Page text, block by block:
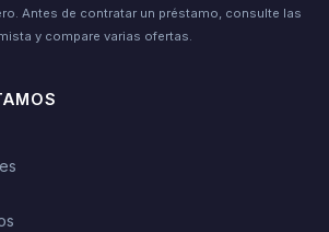
Antes de contratar un préstamo, consulte las
y compare varias ofertas.